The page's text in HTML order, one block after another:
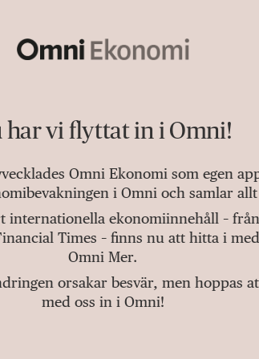
har vi flyttat in i Omni!
Omni Ekonomi som egen
i Omni och samlar
internationella ekonomiinnehåll –
Times – finns nu att hitta i
Omni Mer.
orsakar besvär, men hoppas
med oss in i Omni!